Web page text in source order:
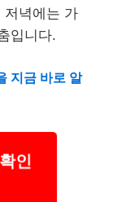
저녁에는 가
입니다.
지금 바로 알
인